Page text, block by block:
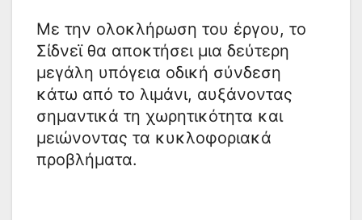
Με την ολοκλήρωση του έργου, το
Σίδνεϊ θα αποκτήσει μια δεύτερη
μεγάλη υπόγεια οδική σύνδεση
κάτω από το λιμάνι, αυξάνοντας
σημαντικά τη χωρητικότητα και
μειώνοντας τα κυκλοφοριακά
προβλήματα.